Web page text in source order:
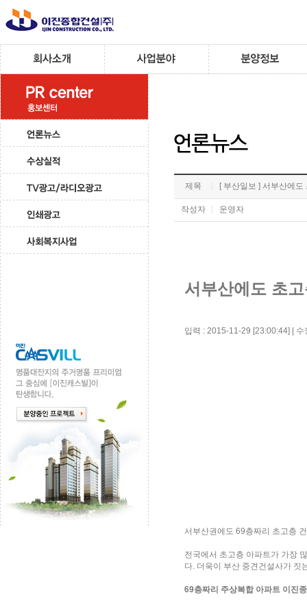
제목 [ 부산일보 ] 서부산에
작성자 운영자
서부산에도 초
입력 : 2015-11-29 [23:00:44] |
서부산권에도 69층짜리 초고층
전국에서 초고층 아파트가 가장
다. 더욱이 부산 중견건설사가 짓
69층짜리 주상복합 아파트 이진